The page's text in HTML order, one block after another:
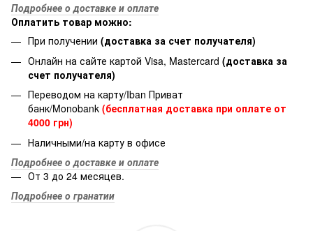
Подробнее о доставке и оплате
Оплатить товар можно:
При получении (доставка за счет получателя)
Онлайн на сайте картой Visa, Mastercard (доставка за
счет получателя)
Переводом на карту/Iban Приват
банк/Monobank (бесплатная доставка при оплате от
4000 грн)
Наличными/на карту в офисе
Подробнее о доставке и оплате
От 3 до 24 месяцев.
Подробнее о гранатии